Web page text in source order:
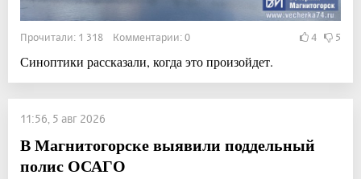
Прочитали: 1 318 Комментарии: 0 4 5
Синоптики рассказали, когда это произойдет.
11:56, 5 авг 2026
В Магнитогорске выявили поддельный
полис ОСАГО